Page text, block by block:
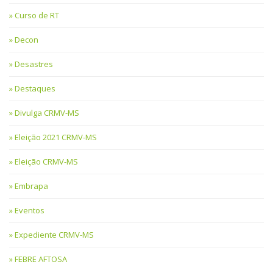
Curso de RT
Decon
Desastres
Destaques
Divulga CRMV-MS
Eleição 2021 CRMV-MS
Eleição CRMV-MS
Embrapa
Eventos
Expediente CRMV-MS
FEBRE AFTOSA